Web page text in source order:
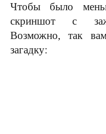
Чтобы было
скриншот с
Возможно, так
загадку: